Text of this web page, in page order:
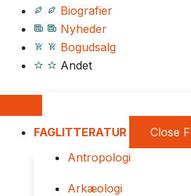
Biografier
Nyheder
Bogudsalg
Andet
FAGLITTERATUR Close
Antropologi
Arkæologi